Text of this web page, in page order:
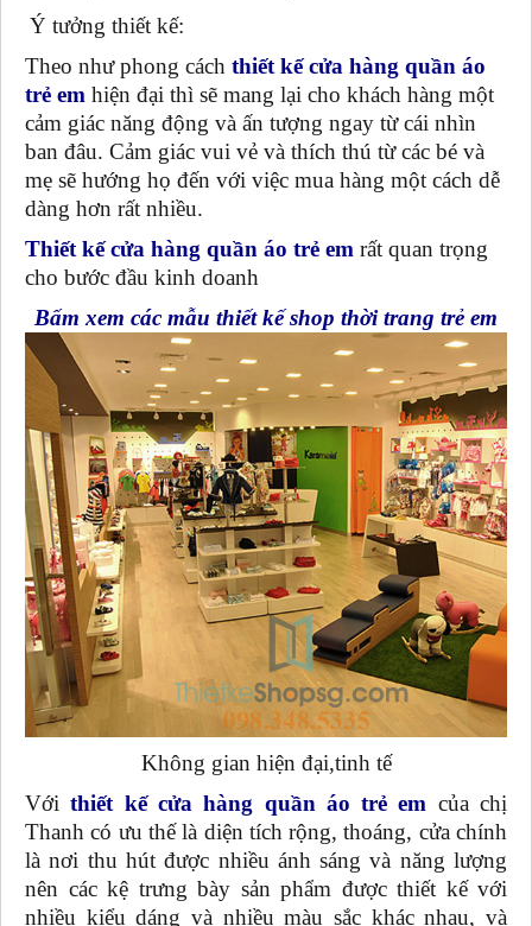
Ý tưởng thiết kế:
Theo như phong cách thiết kế cửa hàng quần áo
trẻ em hiện đại thì sẽ mang lại cho khách hàng một
cảm giác năng động và ấn tượng ngay từ cái nhìn
ban đâu. Cảm giác vui vẻ và thích thú từ các bé và
mẹ sẽ hướng họ đến với việc mua hàng một cách dễ
dàng hơn rất nhiều.
Thiết kế cửa hàng quần áo trẻ em rất quan trọng
cho bước đầu kinh doanh
Bấm xem các mẫu thiết kế shop thời trang trẻ em
Không gian hiện đại,tinh tế
Vớithiết kế cửa hàng quần áo trẻ em của chị
Thanh có ưu thế là diện tích rộng, thoáng, cửa chính
là nơi thu hút được nhiều ánh sáng và năng lượng
nên các kệ trưng bày sản phẩm được thiết kế với
nhiều kiểu dáng và nhiều màu sắc khác nhau, và